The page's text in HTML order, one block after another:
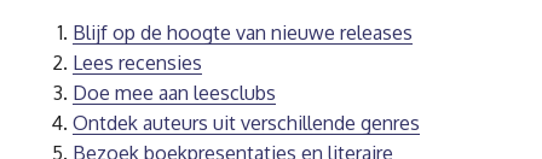
Blijf op de hoogte van nieuwe releases
Lees recensies
Doe mee aan leesclubs
Ontdek auteurs uit verschillende genres
Bezoek boekpresentaties en literaire